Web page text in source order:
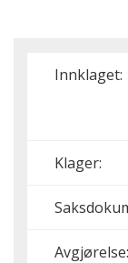
Innklaget:
Klager:
Avgjørelse: